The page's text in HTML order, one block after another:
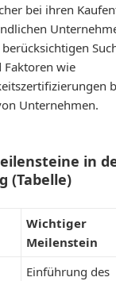
bei ihren
Faktoren wie
Unternehmen.
​​in
(Tabelle)
Wichtiger
Meilenstein
Einführung des